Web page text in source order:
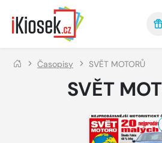
Přejít na hlavní obsah
Časopisy SVĚT MOTORŮ
SVĚT